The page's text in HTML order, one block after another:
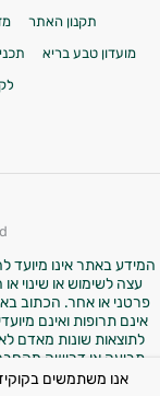
תקנון האתר
מועדון טבע בריא
המידע באתר אינו מיועד
עצה לשימוש או שינוי
פרטני או אחר. הכתוב
אינם תרופות ואינם
לתוצאות שונות מאדם
תביעה או דרישה
תרופות מרשם – יש
אנו משתמשים